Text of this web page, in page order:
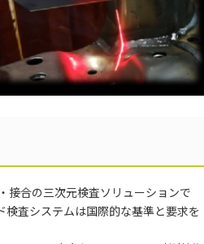
接合の三次元検査ソリューションで
査システムは国際的な基準と要求を